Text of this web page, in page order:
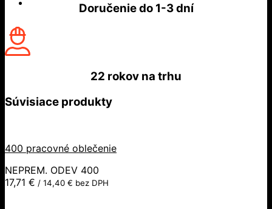
Doručenie do1-3 dní
22 rokov na trhu
Súvisiace produkty
400 pracovné oblečenie
NEPREM. ODEV 400
17,71 € / 14,40 € bez DPH